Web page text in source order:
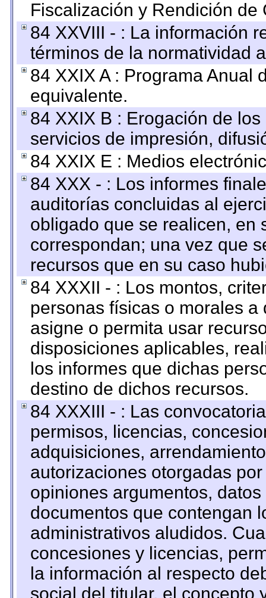
Fiscalización y Rendición
84 XXVIII - : La información
términos de la normatividad
84 XXIX A : Programa Anual
equivalente.
84 XXIX B : Erogación de
servicios de impresión,
84 XXIX E : Medios
84 XXX - : Los informes
auditorías concluidas al
obligado que se realicen, en
correspondan; una vez que
recursos que en su caso
84 XXXII - : Los montos,
personas físicas o morales
asigne o permita usar
disposiciones aplicables,
los informes que dichas
destino de dichos recursos.
84 XXXIII - : Las
permisos, licencias,
adquisiciones,
autorizaciones otorgadas
opiniones argumentos,
documentos que contengan
administrativos aludidos.
concesiones y licencias,
la información al respecto
social del titular, el concepto